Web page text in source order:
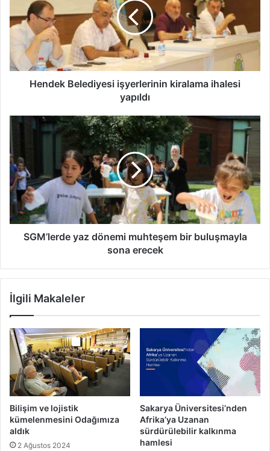
kiralama
ihalesi
yapıldı
Hendek Belediyesi işyerlerinin kiralama ihalesi
yapıldı
SGM’lerde
yaz
dönemi
muhteşem
bir
buluşmayla
sona
erecek
SGM’lerde yaz dönemi muhteşem bir buluşmayla
sona erecek
İlgili Makaleler
Bilişim ve lojistik
kümelenmesini Odağımıza
aldık
2 Ağustos 2024
Sakarya Üniversitesi’nden
Afrika’ya Uzanan
sürdürülebilir kalkınma
hamlesi